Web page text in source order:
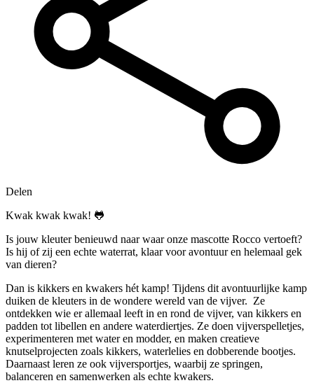
Delen
Kwak kwak kwak! 🐸
Is jouw kleuter benieuwd naar waar onze mascotte Rocco vertoeft?
Is hij of zij een echte waterrat, klaar voor avontuur en helemaal gek
van dieren?
Dan is kikkers en kwakers hét kamp! Tijdens dit avontuurlijke kamp
duiken de kleuters in de wondere wereld van de vijver. Ze
ontdekken wie er allemaal leeft in en rond de vijver, van kikkers en
padden tot libellen en andere waterdiertjes. Ze doen vijverspelletjes,
experimenteren met water en modder, en maken creatieve
knutselprojecten zoals kikkers, waterlelies en dobberende bootjes.
Daarnaast leren ze ook vijversportjes, waarbij ze springen,
balanceren en samenwerken als echte kwakers.